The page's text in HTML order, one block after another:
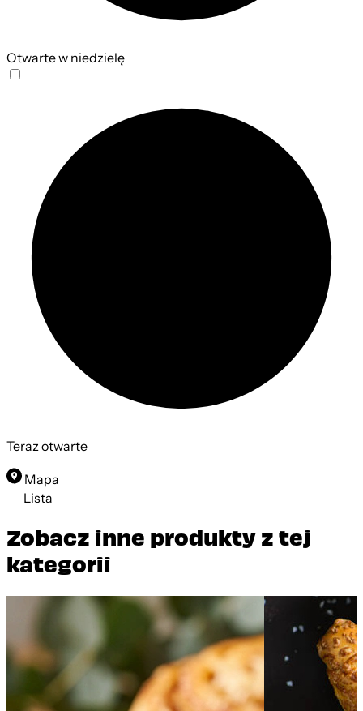
Otwarte w niedzielę
Teraz otwarte
Mapa
Lista
Zobacz inne produkty z tej
kategorii